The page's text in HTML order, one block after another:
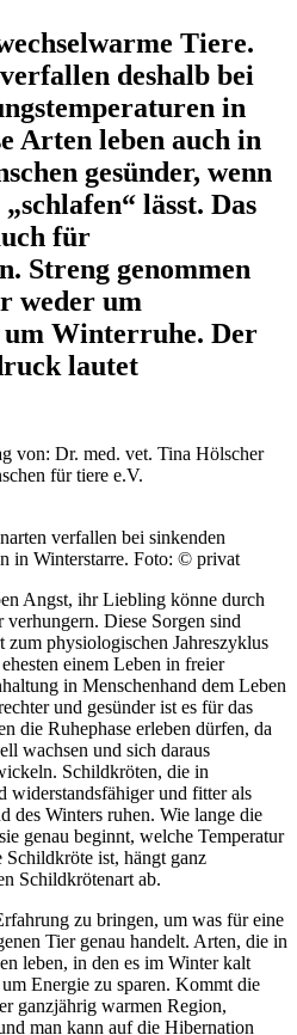
Tiere.
deshalb bei
in
Arten leben auch in
gesünder, wenn
lässt. Das
für
Streng genommen
weder um
Winterruhe. Der
lautet
von: Dr. med. vet. Tina Hölscher
für tiere e.V.
verfallen bei sinkenden
in Winterstarre. Foto: © privat
Angst, ihr Liebling könne durch
Diese Sorgen sind
zum physiologischen Jahreszyklus
einem Leben in freier
in Menschenhand dem Leben
und gesünder ist es für das
die Ruhephase erleben dürfen, da
wachsen und sich daraus
Schildkröten, die in
widerstandsfähiger und fitter als
des Winters ruhen. Wie lange die
genau beginnt, welche Temperatur
ist, hängt ganz
Schildkrötenart ab.
zu bringen, um was für eine
Tier genau handelt. Arten, die in
leben, in den es im Winter kalt
Energie zu sparen. Kommt die
ganzjährig warmen Region,
man kann auf die Hibernation